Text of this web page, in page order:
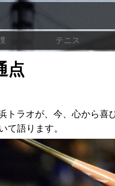
テニス
点
トラオが、今、心から喜
て語ります。